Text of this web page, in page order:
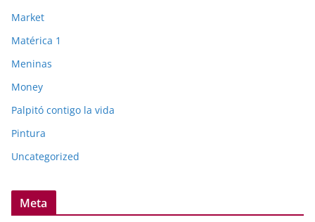
Market
Matérica 1
Meninas
Money
Palpitó contigo la vida
Pintura
Uncategorized
Meta